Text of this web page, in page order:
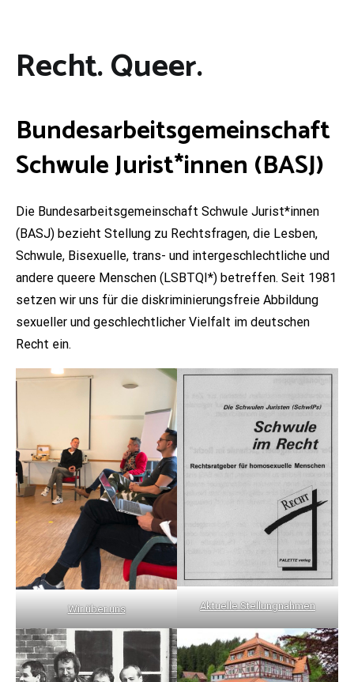
Recht. Queer.
Bundesarbeitsgemeinschaft
Schwule Jurist*innen (BASJ)
Die Bundesarbeitsgemeinschaft Schwule Jurist*innen
(BASJ) bezieht Stellung zu Rechtsfragen, die Lesben,
Schwule, Bisexuelle, trans- und intergeschlechtliche und
andere queere Menschen (LSBTQI*) betreffen. Seit 1981
setzen wir uns für die diskriminierungsfreie Abbildung
sexueller und geschlechtlicher Vielfalt im deutschen
Recht ein.
Wir über uns Aktuelle Stellungnahmen